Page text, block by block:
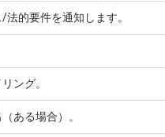
的要件を通知します。
ング。
ある場合）。